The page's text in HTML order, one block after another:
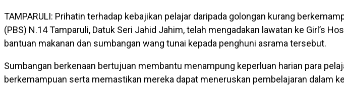
TAMPARULI: Prihatin terhadap kebajikan pelajar daripada golongan kurang
(PBS) N.14 Tamparuli, Datuk Seri Jahid Jahim, telah mengadakan lawatan ke Girl’s
bantuan makanan dan sumbangan wang tunai kepada penghuni asrama tersebut.
Sumbangan berkenaan bertujuan membantu menampung keperluan harian para
berkemampuan serta memastikan mereka dapat meneruskan pembelajaran dalam